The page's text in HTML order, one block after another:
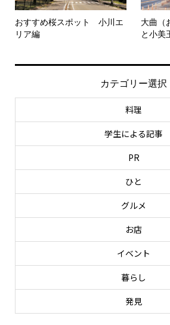
おすすめ桜スポット 小川エ
リア編
大曲（
と小美
カテゴリー選択
料理
学生による記事
PR
ひと
グルメ
お店
イベント
暮らし
発見